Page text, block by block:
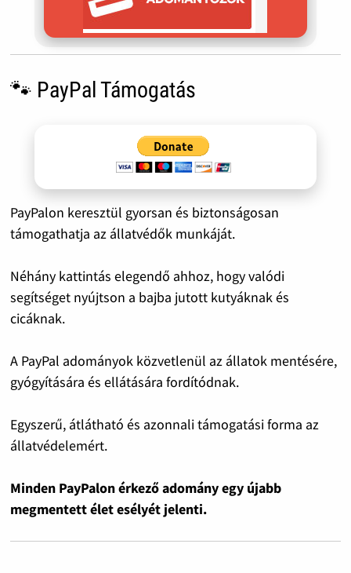
🐾 PayPal Támogatás
PayPalon keresztül gyorsan és biztonságosan
támogathatja az állatvédők munkáját.
Néhány kattintás elegendő ahhoz, hogy valódi
segítséget nyújtson a bajba jutott kutyáknak és
cicáknak.
A PayPal adományok közvetlenül az állatok mentésére,
gyógyítására és ellátására fordítódnak.
Egyszerű, átlátható és azonnali támogatási forma az
állatvédelemért.
Minden PayPalon érkező adomány egy újabb
megmentett élet esélyét jelenti.